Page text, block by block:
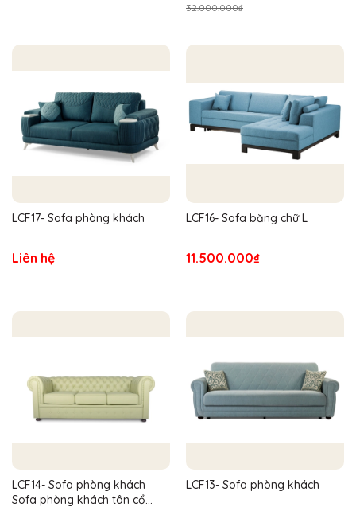
32.000.000₫
LCF17- Sofa phòng khách
Liên hệ
LCF16- Sofa băng chữ L
11.500.000₫
LCF14- Sofa phòng khách
Sofa phòng khách tân cổ
LCF13- Sofa phòng khách